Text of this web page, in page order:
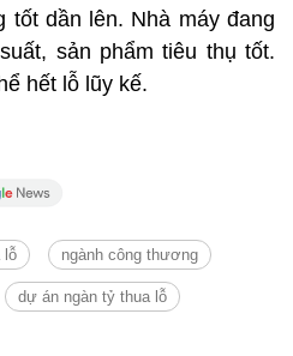
tốt dần lên. Nhà máy đang
sản phẩm tiêu thụ tốt.
hết lỗ lũy kế.
lỗ ngành công thương
dự án ngàn tỷ thua lỗ